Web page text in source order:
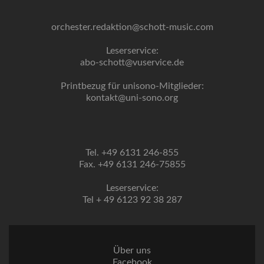
orchester.redaktion@schott-music.com
Leserservice:
abo-schott@vuservice.de
Printbezug für unisono-Mitglieder:
kontakt@uni-sono.org
Tel. +49 6131 246-855
Fax. +49 6131 246-75855
Leserservice:
Tel + 49 6123 92 38 287
Über uns